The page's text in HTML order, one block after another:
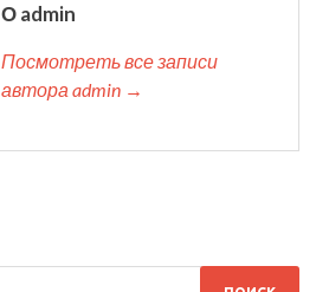
О admin
Посмотреть все записи
автора admin →